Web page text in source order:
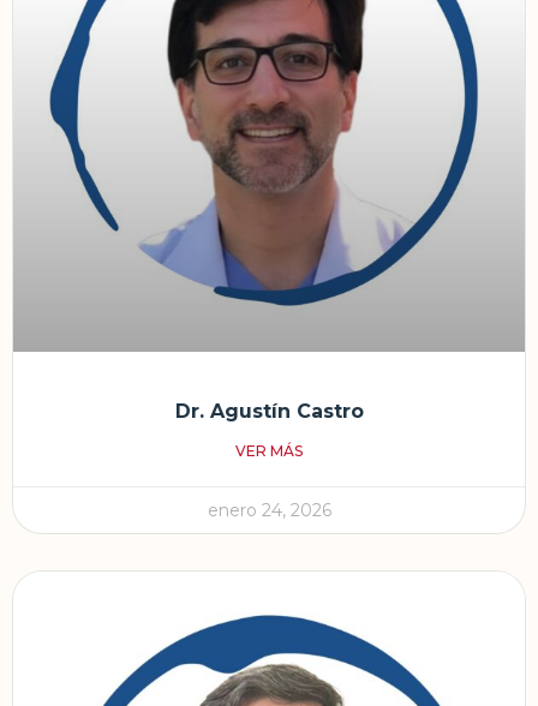
Dr. Agustín Castro
VER MÁS
enero 24, 2026